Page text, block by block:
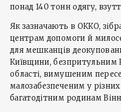
понад 140 тонн одягу,
Як зазначають в ОККО,
центрам допомоги й
для мешканців
Київщини, безпритульним
області, вимушеним
малозабезпеченим у різних
багатодітним родинам